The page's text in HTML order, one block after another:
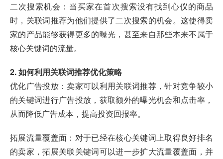
二次搜索机会：当买家在首次搜索没有找到心仪的商品
时，关联词推荐为他们提供了二次搜索的机会。这使得卖
家的产品能够获得更多的曝光，甚至来自那些本来不属于
核心关键词的流量。
2. 如何利用关联词推荐优化策略
优化广告投放：卖家可以利用关联词推荐，针对竞争较小
的关键词进行广告投放，获取额外的曝光机会和点击率，
从而降低广告成本，提高投资回报率。
拓展流量覆盖面：对于已经在核心关键词上取得良好排名
的卖家，拓展关联关键词可以进一步扩大流量覆盖面，并